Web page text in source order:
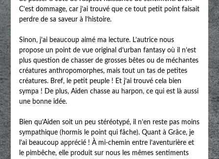
C’est dommage, car j’ai trouvé que ce tout petit point faisait
perdre de sa saveur à l’histoire.
Sinon, j’ai beaucoup aimé ma lecture. L’autrice nous
propose un point de vue original d’urban fantasy où il n’est
plus question de chasser de grosses bêtes ou de méchantes
créatures anthropomorphes, mais tout un tas de petites
créatures. Bref, le petit peuple ! Et j’ai trouvé cela bien
sympa ! De plus, Aiden chasse au harpon, ce qui est là aussi
une bonne idée.
Bien qu’Aiden soit un peu stéréotypé, il n’en reste pas moins
sympathique (hormis le point qui fâche). Quant à Grâce, je
l’ai beaucoup apprécié ! À mi-chemin entre l’aventurière et
le pimbêche, elle produit sur nous les mêmes sentiments